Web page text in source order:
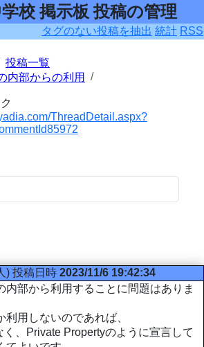
校 掲示板 投稿の管理
タグのない投稿を抽出 統計 RSS
投稿一覧
内部からの利用
ThreadDetail.aspx?
) 投稿日時 2023/11/6 19:42:34
内部から利用することに問題はありま
用しないのであれば、
、Private Propertyのように宣言して